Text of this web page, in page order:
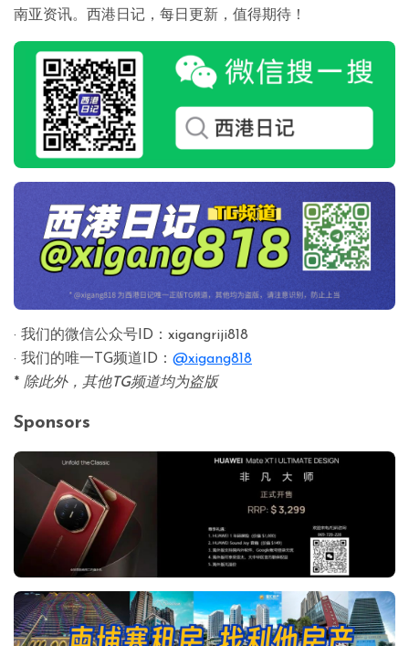
南亚资讯。西港日记，每日更新，值得期待！
· 我们的微信公众号ID：xigangriji818
· 我们的唯一TG频道ID： @xigang818
* 除此外，其他TG频道均为盗版
Sponsors